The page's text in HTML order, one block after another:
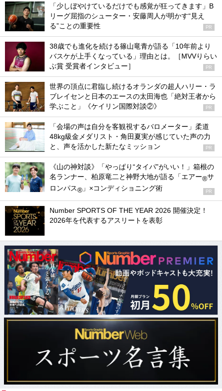
「少しぼやけているだけでも感覚が狂ってきます」B
リーグ屈指のシューター・安藤周人が明かす“見え
る”ことの重要性
PR
38歳でも進化を続ける篠山竜青が語る「10年前より
バスケが上手くなっている」理由とは。［MVVりらい
ぶ賞 受賞者インタビュー］
PR
世界の頂点に君臨し続けるオランダの超人ハリー・ラ
ブレイセンと日本のエースの太田海也「絶対王者から
学ぶこと」《ケイリン国際対談②》
PR
「会場の声は自分を客観視するバロメーター」柔道
48kg級金メダリスト・角田夏実が感じていた声の力
と、声を活かした新たなミッション
PR
《山の神対談》「やっぱり“タイパ”がいい！」箱根の
名ランナー、柏原竜二と神野大地が語る「エアー®サ
ロンパス® 」×コンディショニング術 PR
Number SPORTS OF THE YEAR 2026 開催決定！
2026年を代表するアスリートを表彰